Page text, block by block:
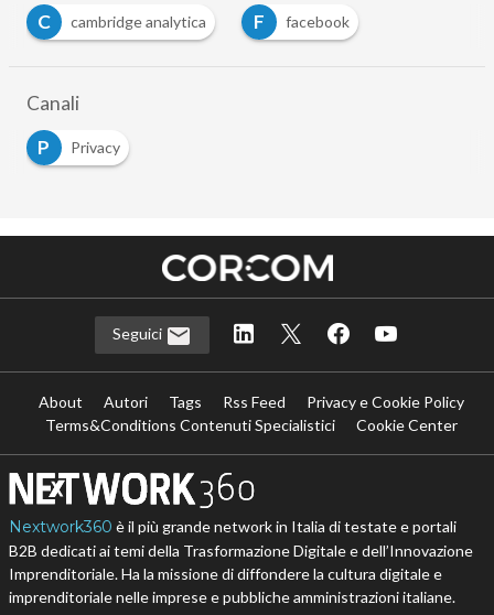
C
cambridge analytica F facebook
Canali
P
Privacy
Seguici
About Autori Tags Rss Feed
Privacy e Cookie Policy
Terms&Conditions Contenuti Specialistici
Cookie Center
Nextwork360 è il più grande network in Italia di testate e portali
B2B dedicati ai temi della Trasformazione Digitale e dell’Innovazione
Imprenditoriale. Ha la missione di diffondere la cultura digitale e
imprenditoriale nelle imprese e pubbliche amministrazioni italiane.